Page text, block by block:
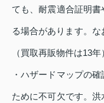
ても、耐震適合証明
る場合があります。
（買取再販物件は13
・ハザードマップの
ために不可欠です。